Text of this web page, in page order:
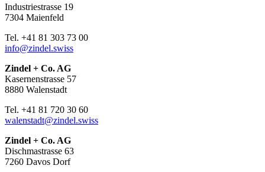
Industriestrasse 19
7304 Maienfeld
Tel. +41 81 303 73 00
info@zindel.swiss
Zindel + Co. AG
Kasernenstrasse 57
8880 Walenstadt
Tel. +41 81 720 30 60
walenstadt@zindel.swiss
Zindel + Co. AG
Dischmastrasse 63
7260 Davos Dorf